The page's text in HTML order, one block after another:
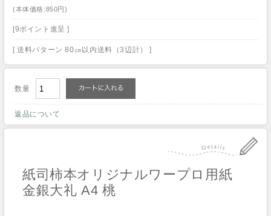
(本体価格:850円)
[9ポイント進呈 ]
[ 送料パターン 80㎝以内送料（3辺計） ]
数量
返品について
紙司柿本オリジナルワープロ用紙
金銀大礼 A4 桃